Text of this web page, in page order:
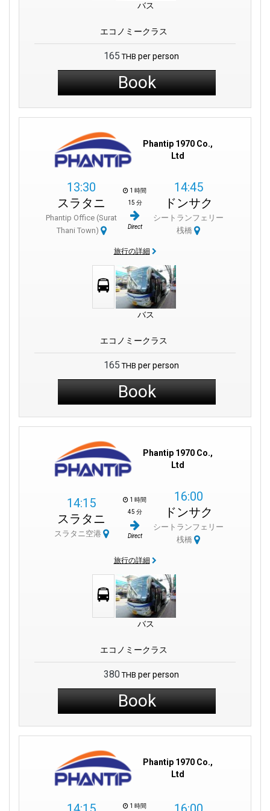
バス
エコノミークラス
165 THB per person
Book
Phantip 1970 Co.,
Ltd
13:30
スラタニ
Phantip Office (Surat
Thani Town)
1 時間
15 分
Direct
14:45
ドンサク
シートランフェリー
桟橋
旅行の詳細
バス
エコノミークラス
165 THB per person
Book
Phantip 1970 Co.,
Ltd
14:15
スラタニ
スラタニ空港
1 時間
45 分
Direct
16:00
ドンサク
シートランフェリー
桟橋
旅行の詳細
バス
エコノミークラス
380 THB per person
Book
Phantip 1970 Co.,
Ltd
1 時間